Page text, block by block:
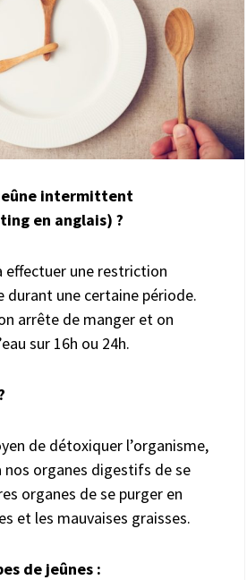
jeûne intermittent
en anglais) ?
effectuer une restriction
durant une certaine période.
arrête de manger et on
sur 16h ou 24h.
de détoxiquer l’organisme,
organes digestifs de se
organes de se purger en
et les mauvaises graisses.
de jeûnes :